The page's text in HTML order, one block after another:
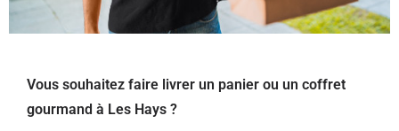
Vous souhaitez faire livrer un panier ou un coffret
gourmand à Les Hays ?